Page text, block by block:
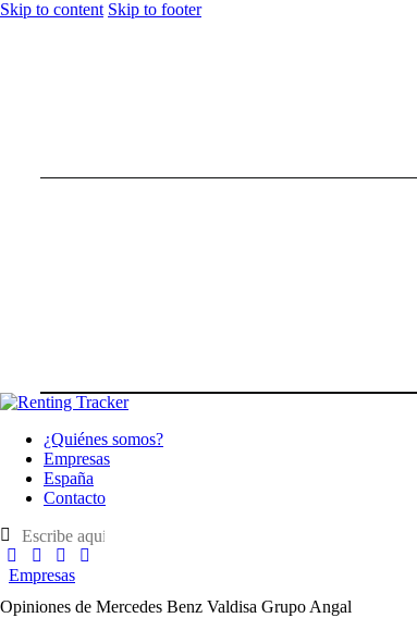
Skip to content Skip to footer
¿Quiénes somos?
Empresas
España
Contacto
Empresas
Opiniones de Mercedes Benz Valdisa Grupo Angal